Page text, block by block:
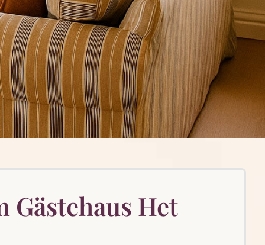
Het